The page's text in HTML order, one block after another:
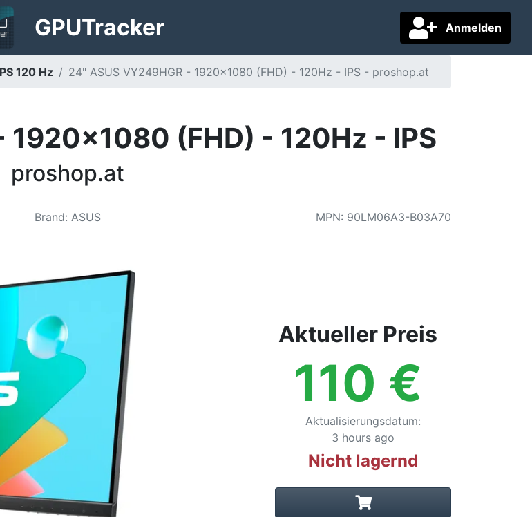
Anmelden
GPUTracker
120 Hz 24" ASUS VY249HGR - 1920x1080 (FHD) - 120Hz - IPS - proshop.at
1920x1080 (FHD) - 120Hz - IPS
proshop.at
Brand: ASUS MPN: 90LM06A3-B03A70
Aktueller Preis
110 €
Aktualisierungsdatum:
3 hours ago
Nicht lagernd